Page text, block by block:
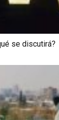
se discutirá?